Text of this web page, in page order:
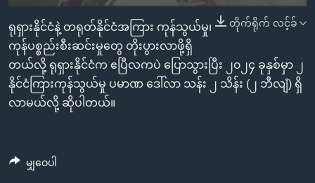
ကျော်
ရန်
တိုက်ရိုက် လင့်ခ်
ရုရှားနိုင်ငံနဲ့ တရုတ်နိုင်ငံအကြား ကုန်သွယ်မှု၊
ကုန်ပစ္စည်းစီးဆင်းမှုတွေ တိုးပွားလာဖို့ရှိ
တယ်လို့ ရုရှားနိုင်ငံက ဧပြီလကပဲ ပြောသွားပြီး ၂၀၂၄ ခုနှစ်မှာ ၂
နိုင်ငံကြားကုန်သွယ်မှု ပမာဏ ဒေါ်လာ သန်း ၂ သိန်း (၂ ဘီလျံ) ရှိ
လာမယ်လို့ ဆိုပါတယ်။
မျှဝေပါ